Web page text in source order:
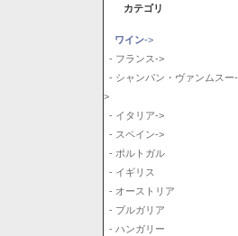
カテゴリ
ワイン->
- フランス->
- シャンパン・ヴァンムスー-
>
- イタリア->
- スペイン->
- ポルトガル
- イギリス
- オーストリア
- ブルガリア
- ハンガリー